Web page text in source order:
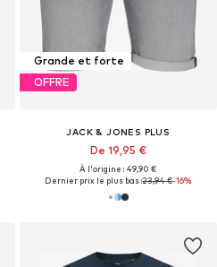
Grande et forte
OFFRE
JACK & JONES PLUS
De 19,95 €
À l'origine : 49,90 €
Dernier prix le plus bas :23,94 €-16%